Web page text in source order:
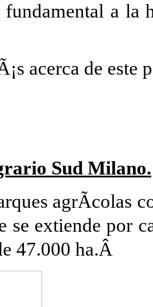
fundamental a la
acerca de este
Sud Milano.
agrÃ­colas
se extiende por
47.000 ha.Â